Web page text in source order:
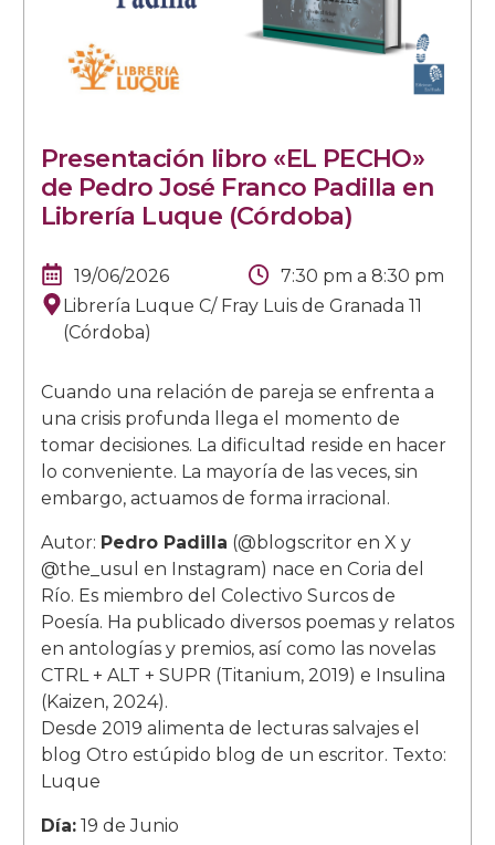
Presentación libro «EL PECHO»
de Pedro José Franco Padilla en
Librería Luque (Córdoba)
19/06/2026 7:30 pm a 8:30 pm
Librería Luque C/ Fray Luis de Granada 11
(Córdoba)
Cuando una relación de pareja se enfrenta a
una crisis profunda llega el momento de
tomar decisiones. La dificultad reside en hacer
lo conveniente. La mayoría de las veces, sin
embargo, actuamos de forma irracional.
Autor: Pedro Padilla (@blogscritor en X y
@the_usul en Instagram) nace en Coria del
Río. Es miembro del Colectivo Surcos de
Poesía. Ha publicado diversos poemas y relatos
en antologías y premios, así como las novelas
CTRL + ALT + SUPR (Titanium, 2019) e Insulina
(Kaizen, 2024).
Desde 2019 alimenta de lecturas salvajes el
blog Otro estúpido blog de un escritor. Texto:
Luque
Día:19 de Junio